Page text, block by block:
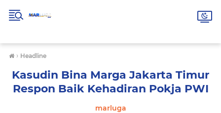
› Headline
Kasudin Bina Marga Jakarta Timur
Respon Baik Kehadiran Pokja PWI
marluga